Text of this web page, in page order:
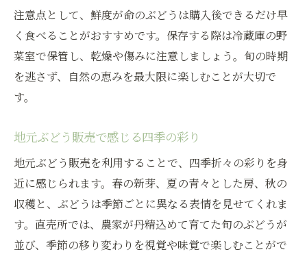
注意点として、鮮度が命のぶどうは購入後できるだけ早
く食べることがおすすめです。保存する際は冷蔵庫の野
菜室で保管し、乾燥や傷みに注意しましょう。旬の時期
を逃さず、自然の恵みを最大限に楽しむことが大切で
す。
地元ぶどう販売で感じる四季の彩り
地元ぶどう販売を利用することで、四季折々の彩りを身
近に感じられます。春の新芽、夏の青々とした房、秋の
収穫と、ぶどうは季節ごとに異なる表情を見せてくれま
す。直売所では、農家が丹精込めて育てた旬のぶどうが
並び、季節の移り変わりを視覚や味覚で楽しむことがで